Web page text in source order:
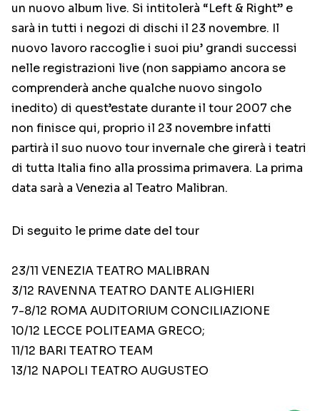
un nuovo album live. Si intitolerà “Left & Right” e
sarà in tutti i negozi di dischi il 23 novembre. Il
nuovo lavoro raccoglie i suoi piu’ grandi successi
nelle registrazioni live (non sappiamo ancora se
comprenderà anche qualche nuovo singolo
inedito) di quest’estate durante il tour 2007 che
non finisce qui, proprio il 23 novembre infatti
partirà il suo nuovo tour invernale che girerà i teatri
di tutta Italia fino alla prossima primavera. La prima
data sarà a Venezia al Teatro Malibran.
Di seguito le prime date del tour
23/11 VENEZIA TEATRO MALIBRAN
3/12 RAVENNA TEATRO DANTE ALIGHIERI
7-8/12 ROMA AUDITORIUM CONCILIAZIONE
10/12 LECCE POLITEAMA GRECO;
11/12 BARI TEATRO TEAM
13/12 NAPOLI TEATRO AUGUSTEO